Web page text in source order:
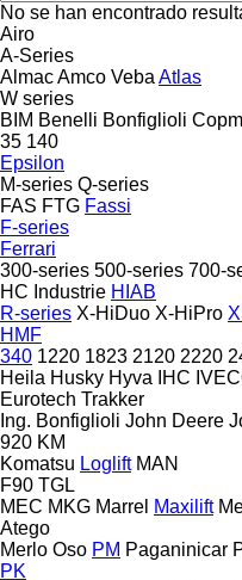
No se han encontrado
Airo
A-Series
AlmacAmco Veba Atlas
W series
BIM Benelli Bonfiglioli
35 140
Epsilon
M-series Q-series
FAS FTG Fassi
F-series
Ferrari
300-series 500-series 700-
HC Industrie HIAB
R-series X-HiDuo X-HiPro
HMF
340 1220 1823 2120 2220
Heila Husky Hyva IHC
Eurotech Trakker
Ing. Bonfiglioli John Deere
920 KM
Komatsu Loglift MAN
F90 TGL
MEC MKG Marrel Maxilift
Atego
Merlo Oso PM Paganinicar
PK